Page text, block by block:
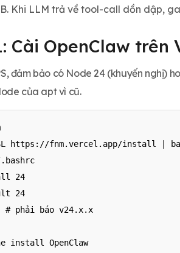
Khi LLM trả về tool-call dồn dập,
Cài OpenClaw trên
đảm bảo có Node 24 (khuyến nghị)
của apt vì cũ.
https://fnm.vercel.app/install |
24
24
# phải báo v24.x.x
install OpenClaw